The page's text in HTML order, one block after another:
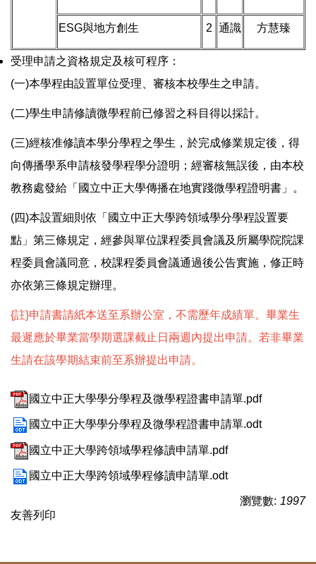
ESG與地方創生 2 通識 方慧臻
受理申請之資格規定及核可程序：
(一)本學程由設置單位受理、審核本校學生之申請。
(二)學生申請修讀微學程前已修習之科目得以採計。
(三)經核准修讀本學分學程之學生，於完成修業規定後，得
向傳播學系申請核發學程學分證明；經審核無誤後，由本校
教務處發給「國立中正大學傳播在地實踐微學程證明書」。
(四)本設置細則依「國立中正大學跨領域學分學程設置要
點」第三條規定，經參與單位課程委員會議及所屬學院院課
程委員會議同意，校課程委員會議通過後公告實施，修正時
亦依第三條規定辦理。
{註}申請書請紙本送至系辦公室，不需歷年成績單。畢業生
最遲應於畢業當學期選課截止日兩週內提出申請。若非畢業
生請在該學期結束前至系辦提出申請。
國立中正大學學分學程及微學程證書申請單.pdf
國立中正大學學分學程及微學程證書申請單.odt
國立中正大學跨領域學程修讀申請單.pdf
國立中正大學跨領域學程修讀申請單.odt
瀏覽數: 1997
友善列印